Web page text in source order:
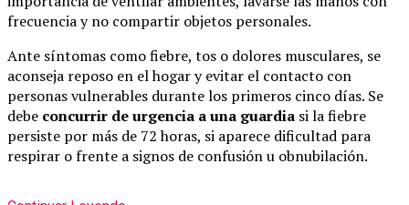
frecuencia y no compartir objetos personales.
Ante síntomas como fiebre, tos o dolores musculares, se
aconseja reposo en el hogar y evitar el contacto con
personas vulnerables durante los primeros cinco días. Se
debe concurrir de urgencia a una guardia si la fiebre
persiste por más de 72 horas, si aparece dificultad para
respirar o frente a signos de confusión u obnubilación.